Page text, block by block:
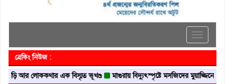
Toggle
ব্রেকিং নিউজ :
লোককথার এক বিস্মৃত ভূখণ্ড মাগুরায় বিদ্যুৎস্পৃষ্টে মসজিদের মুয়াজ্জিনের মৃত্যু